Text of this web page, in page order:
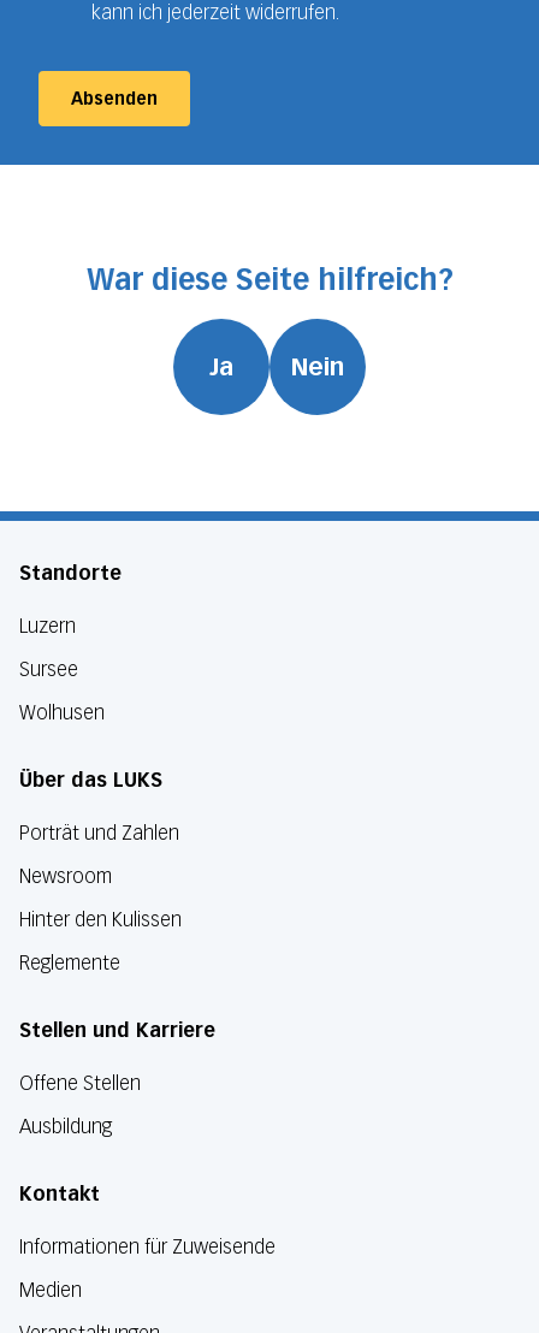
kann ich jederzeit widerrufen.
Absenden
War diese Seite hilfreich?
Ja Nein
Standorte
Luzern
Sursee
Wolhusen
Über das LUKS
Porträt und Zahlen
Newsroom
Hinter den Kulissen
Reglemente
Stellen und Karriere
Offene Stellen
Ausbildung
Kontakt
Informationen für Zuweisende
Medien